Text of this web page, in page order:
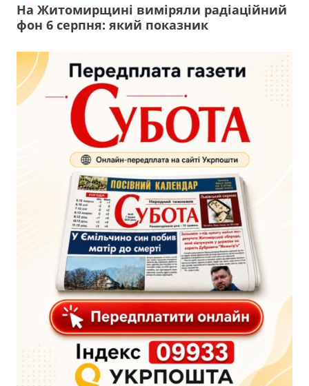
На Житомирщині виміряли радіаційний
фон 6 серпня: який показник